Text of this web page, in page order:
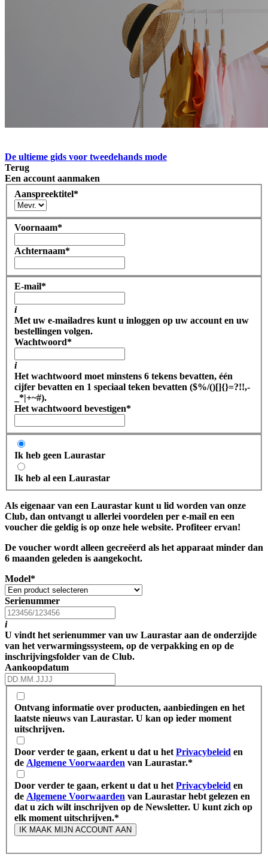
De ultieme gids voor tweedehands mode
Terug
Een account aanmaken
Aanspreektitel*
Voornaam*
Achternaam*
E-mail*
i
Met uw e-mailadres kunt u inloggen op uw account en uw
bestellingen volgen.
Wachtwoord*
i
Het wachtwoord moet minstens 6 tekens bevatten, één
cijfer bevatten en 1 speciaal teken bevatten ($%/()[]{}=?!!,-
_*|+~#).
Het wachtwoord bevestigen*
Ik heb geen Laurastar
Ik heb al een Laurastar
Als eigenaar van een Laurastar kunt u lid worden van onze
Club, dan ontvangt u allerlei voordelen per e-mail en een
voucher die geldig is op onze hele website. Profiteer ervan!
De voucher wordt alleen gecreëerd als het apparaat minder dan
6 maanden geleden is aangekocht.
Model*
Serienummer
i
U vindt het serienummer van uw Laurastar aan de onderzijde
van het verwarmingssysteem, op de verpakking en op de
inschrijvingsfolder van de Club.
Aankoopdatum
Ontvang informatie over producten, aanbiedingen en het
laatste nieuws van Laurastar. U kan op ieder moment
uitschrijven.
Door verder te gaan, erkent u dat u het Privacybeleid en
de Algemene Voorwaarden van Laurastar.*
Door verder te gaan, erkent u dat u het Privacybeleid en
de Algemene Voorwaarden van Laurastar hebt gelezen en
dat u zich wilt inschrijven op de Newsletter. U kunt zich op
elk moment uitschrijven.*
IK MAAK MIJN ACCOUNT AAN